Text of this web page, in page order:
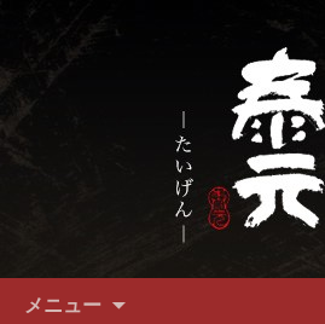
福岡市、畜産農家
毛和牛を愉しめ
畜産農家直送の厳選肉
の焼肉『泰元』
メニュー